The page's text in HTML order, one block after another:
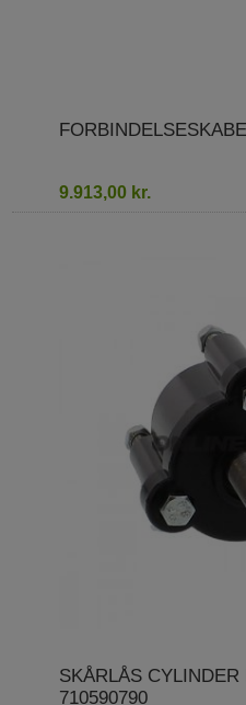
9.913,00 kr.
SKÅRLÅS
710590790